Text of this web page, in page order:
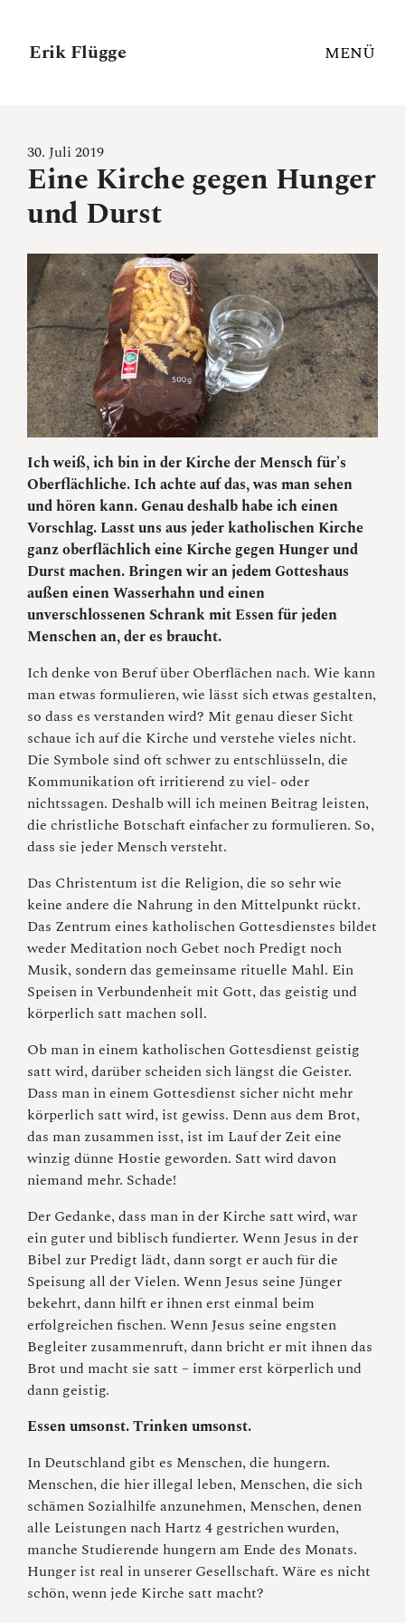
Erik Flügge MENÜ
30. Juli 2019
Eine Kirche gegen Hunger
und Durst
Ich weiß, ich bin in der Kirche der Mensch für’s
Oberflächliche. Ich achte auf das, was man sehen
und hören kann. Genau deshalb habe ich einen
Vorschlag. Lasst uns aus jeder katholischen Kirche
ganz oberflächlich eine Kirche gegen Hunger und
Durst machen. Bringen wir an jedem Gotteshaus
außen einen Wasserhahn und einen
unverschlossenen Schrank mit Essen für jeden
Menschen an, der es braucht.
Ich denke von Beruf über Oberflächen nach. Wie kann
man etwas formulieren, wie lässt sich etwas gestalten,
so dass es verstanden wird? Mit genau dieser Sicht
schaue ich auf die Kirche und verstehe vieles nicht.
Die Symbole sind oft schwer zu entschlüsseln, die
Kommunikation oft irritierend zu viel- oder
nichtssagen. Deshalb will ich meinen Beitrag leisten,
die christliche Botschaft einfacher zu formulieren. So,
dass sie jeder Mensch versteht.
Das Christentum ist die Religion, die so sehr wie
keine andere die Nahrung in den Mittelpunkt rückt.
Das Zentrum eines katholischen Gottesdienstes bildet
weder Meditation noch Gebet noch Predigt noch
Musik, sondern das gemeinsame rituelle Mahl. Ein
Speisen in Verbundenheit mit Gott, das geistig und
körperlich satt machen soll.
Ob man in einem katholischen Gottesdienst geistig
satt wird, darüber scheiden sich längst die Geister.
Dass man in einem Gottesdienst sicher nicht mehr
körperlich satt wird, ist gewiss. Denn aus dem Brot,
das man zusammen isst, ist im Lauf der Zeit eine
winzig dünne Hostie geworden. Satt wird davon
niemand mehr. Schade!
Der Gedanke, dass man in der Kirche satt wird, war
ein guter und biblisch fundierter. Wenn Jesus in der
Bibel zur Predigt lädt, dann sorgt er auch für die
Speisung all der Vielen. Wenn Jesus seine Jünger
bekehrt, dann hilft er ihnen erst einmal beim
erfolgreichen fischen. Wenn Jesus seine engsten
Begleiter zusammenruft, dann bricht er mit ihnen das
Brot und macht sie satt – immer erst körperlich und
dann geistig.
Essen umsonst. Trinken umsonst.
In Deutschland gibt es Menschen, die hungern.
Menschen, die hier illegal leben, Menschen, die sich
schämen Sozialhilfe anzunehmen, Menschen, denen
alle Leistungen nach Hartz 4 gestrichen wurden,
manche Studierende hungern am Ende des Monats.
Hunger ist real in unserer Gesellschaft. Wäre es nicht
schön, wenn jede Kirche satt macht?